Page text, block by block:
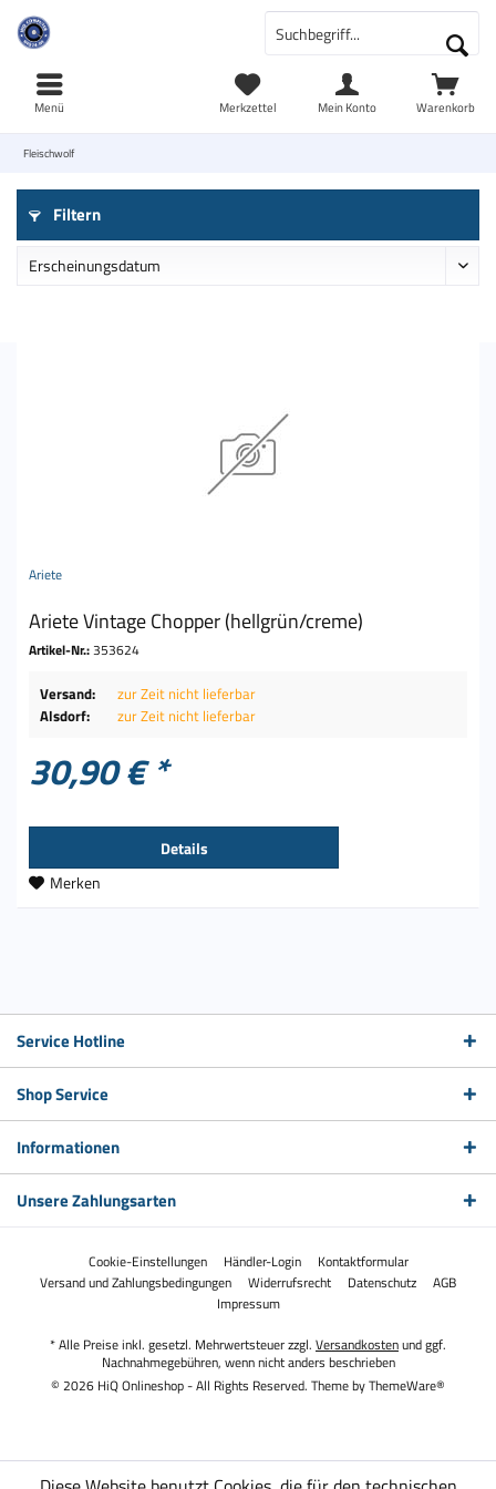
Warenkorb
Merkzettel Mein Konto
Menü
Fleischwolf
Filtern
Ariete
Ariete Vintage Chopper (hellgrün/creme)
Artikel-Nr.:353624
Versand:
zur Zeit nicht lieferbar
Alsdorf:
zur Zeit nicht lieferbar
30,90 € *
Details
Merken
Service Hotline
Shop Service
Informationen
Unsere Zahlungsarten
Cookie-Einstellungen Händler-Login
Kontaktformular
Versand und Zahlungsbedingungen
Widerrufsrecht Datenschutz
AGB
Impressum
* Alle Preise inkl. gesetzl. Mehrwertsteuer zzgl. Versandkostenund ggf.
Nachnahmegebühren, wenn nicht anders beschrieben
© 2026 HiQ Onlineshop - All Rights Reserved. Theme byThemeWare®